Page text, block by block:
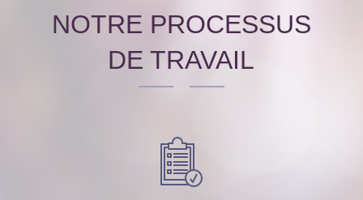
NOTRE PROCESSUS
DE TRAVAIL